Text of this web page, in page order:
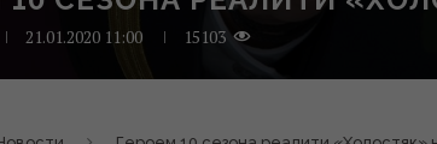
21.01.2020 11:00 15103